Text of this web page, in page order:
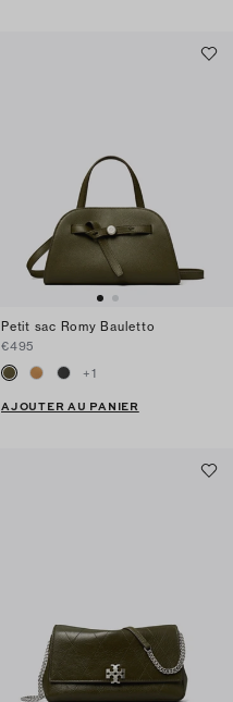
Petit sac Romy Bauletto
€495
+1
AJOUTER AU PANIER